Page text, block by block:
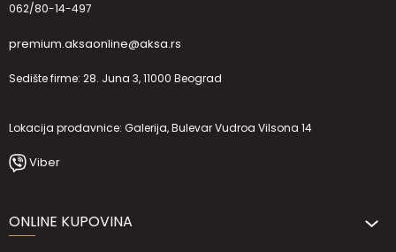
062/80-14-497
premium.aksaonline@aksa.rs
Sedište firme: 28. Juna 3, 11000 Beograd
Lokacija prodavnice: Galerija, Bulevar Vudroa Vilsona 14
Viber
ONLINE KUPOVINA